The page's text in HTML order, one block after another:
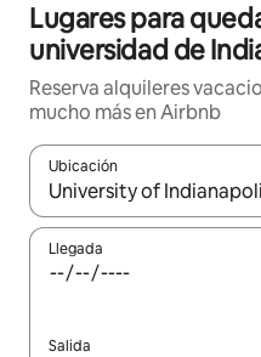
Lugares para
universidad de
Reserva alquileres
mucho más en Airbnb
Ubicación
Cuando los resultados
Llegada
Salida